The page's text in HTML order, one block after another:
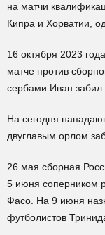
на матчи
Кипра и Хорватии,
16 октября 2023
матче против
сербами Иван забил
На сегодня
двуглавым орлом
26 мая сборная
5 июня соперником
Фасо. На 9 июня
футболистов